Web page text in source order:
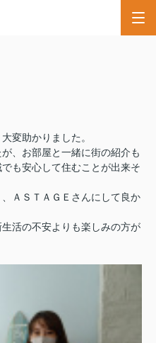
変助かりました。
、お部屋と一緒に街の紹介も
も安心して住むことが出来そ
ＡＳＴＡＧＥさんにして良か
活の不安よりも楽しみの方が